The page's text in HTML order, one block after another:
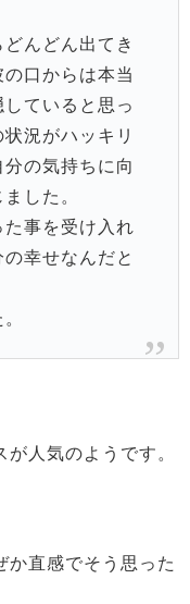
んどん出てき
口からは本当
ていると思っ
況がハッキリ
の気持ちに向
した。
事を受け入れ
幸せなんだと
人気のようです。
か直感でそう思った